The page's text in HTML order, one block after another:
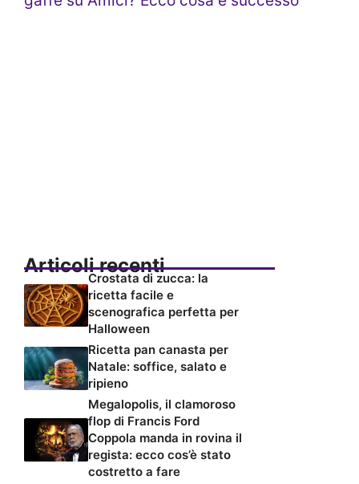
Articoli recenti
Crostata di zucca: la
ricetta facile e
scenografica perfetta per
Halloween
Ricetta pan canasta per
Natale: soffice, salato e
ripieno
Megalopolis, il clamoroso
flop di Francis Ford
Coppola manda in rovina il
regista: ecco cos’è stato
costretto a fare